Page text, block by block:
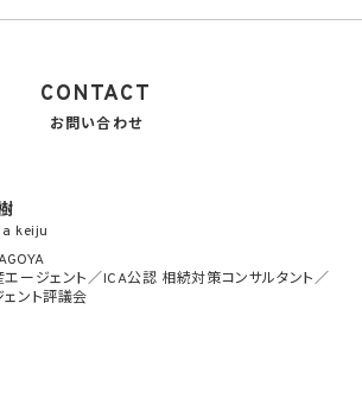
CONTACT
お問い合わせ
keiju
ージェント／ICA公認 相続対策コンサルタント／
ント評議会